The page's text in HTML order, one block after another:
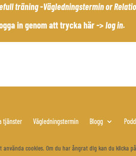
träning -Vägledningsterminor
in genom att trycka här ->log in.
tjänster Vägledningstermin Blogg Podd
använda cookies. Om du har ångrat dig kan du klicka